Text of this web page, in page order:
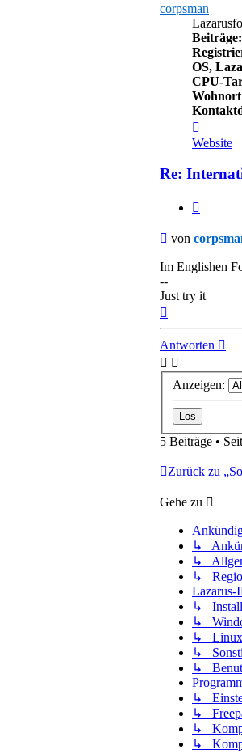
corpsman
Beiträge:
OS,
CPU-
von
corpsman
Website
Re:
Beitrag
von
Im Englishen
--
Just try it
Antworten
Anzeigen:
5 Beiträge •
Zurück zu
Gehe zu
↳
↳
↳
Lazarus-
↳
↳
↳ Linux
↳
↳
↳
↳
↳
↳